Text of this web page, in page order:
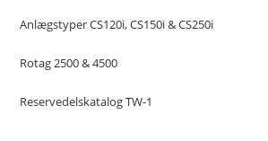
Anlægstyper CS120i, CS150i & CS250i
Rotag 2500 & 4500
Reservedelskatalog TW-1